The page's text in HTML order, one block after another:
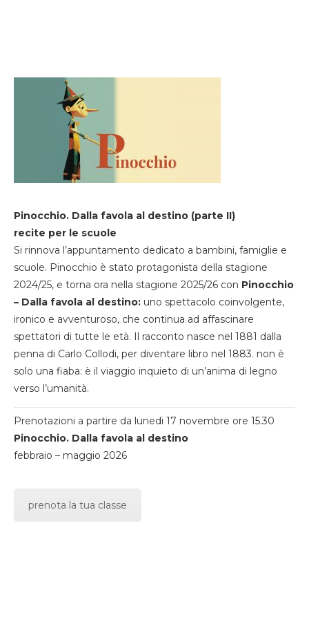
Pinocchio. Dalla favola al destino (parte II)
recite per le scuole
Si rinnova l’appuntamento dedicato a bambini, famiglie e
scuole. Pinocchio è stato protagonista della stagione
2024/25, e torna ora nella stagione 2025/26 con Pinocchio
– Dalla favola al destino: uno spettacolo coinvolgente,
ironico e avventuroso, che continua ad affascinare
spettatori di tutte le età. Il racconto nasce nel 1881 dalla
penna di Carlo Collodi, per diventare libro nel 1883. non è
solo una fiaba: è il viaggio inquieto di un’anima di legno
verso l’umanità.
Prenotazioni a partire da lunedi 17 novembre ore 15.30
Pinocchio. Dalla favola al destino
febbraio – maggio 2026
prenota la tua classe